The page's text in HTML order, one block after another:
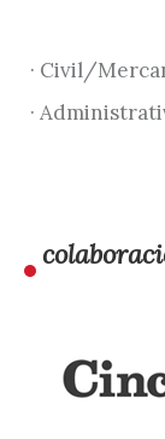
· Civil/
·